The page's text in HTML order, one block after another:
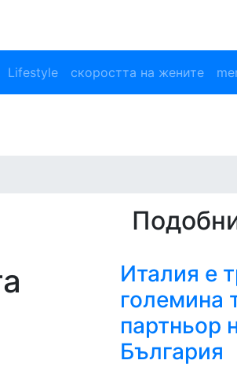
Lifestyle скоростта на жените
Италия е
големина
партньор
България